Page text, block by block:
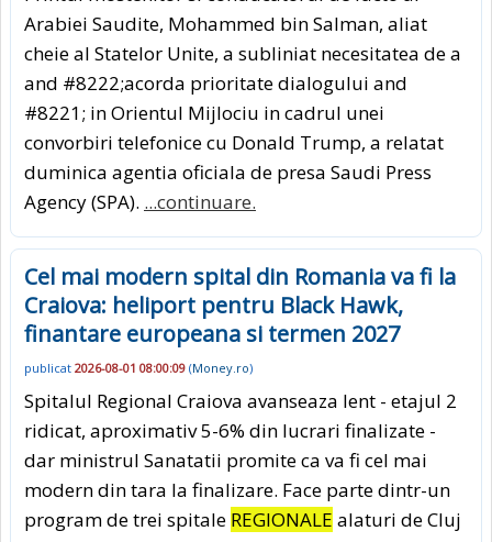
Arabiei Saudite, Mohammed bin Salman, aliat
cheie al Statelor Unite, a subliniat necesitatea de a
and #8222;acorda prioritate dialogului and
#8221; in Orientul Mijlociu in cadrul unei
convorbiri telefonice cu Donald Trump, a relatat
duminica agentia oficiala de presa Saudi Press
Agency (SPA). ...continuare.
Cel mai modern spital din Romania va fi la
Craiova: heliport pentru Black Hawk,
finantare europeana si termen 2027
publicat 2026-08-01 08:00:09 (Money.ro)
Spitalul Regional Craiova avanseaza lent - etajul 2
ridicat, aproximativ 5-6% din lucrari finalizate -
dar ministrul Sanatatii promite ca va fi cel mai
modern din tara la finalizare. Face parte dintr-un
program de trei spitale REGIONALE alaturi de Cluj